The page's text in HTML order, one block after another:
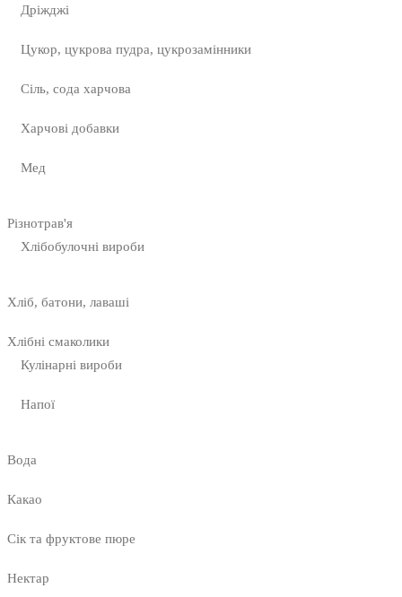
Дріжджі
Цукор, цукрова пудра, цукрозамінники
Сіль, сода харчова
Харчові добавки
Мед
Різнотрав'я
Хлібобулочні вироби
Хліб, батони, лаваші
Хлібні смаколики
Кулінарні вироби
Напої
Вода
Какао
Сік та фруктове пюре
Нектар